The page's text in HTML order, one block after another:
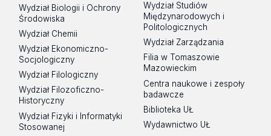
Wydział Biologii i Ochrony
Środowiska
Wydział Chemii
Wydział Ekonomiczno-
Socjologiczny
Wydział Filologiczny
Wydział Filozoficzno-
Historyczny
Wydział Fizyki i Informatyki
Stosowanej
Wydział Studiów
Międzynarodowych i
Politologicznych
Wydział Zarządzania
Filia w Tomaszowie
Mazowieckim
Centra naukowe i zespoły
badawcze
Biblioteka UŁ
Wydawnictwo UŁ